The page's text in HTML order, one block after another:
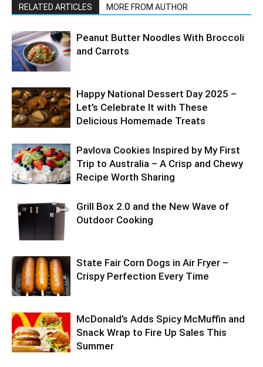
RELATED ARTICLES MORE FROM AUTHOR
Peanut Butter Noodles With Broccoli
and Carrots
Happy National Dessert Day 2025 –
Let’s Celebrate It with These
Delicious Homemade Treats
Pavlova Cookies Inspired by My First
Trip to Australia – A Crisp and Chewy
Recipe Worth Sharing
Grill Box 2.0 and the New Wave of
Outdoor Cooking
State Fair Corn Dogs in Air Fryer –
Crispy Perfection Every Time
McDonald’s Adds Spicy McMuffin and
Snack Wrap to Fire Up Sales This
Summer